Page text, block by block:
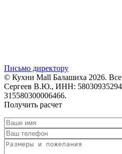
Письмо директору
© Кухни Mall Балашиха 2026.
Сергеев В.Ю., ИНН:
315580300006466.
Получить расчет